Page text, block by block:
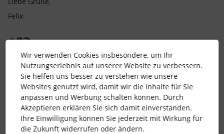
Felix
3 Menschen gefällt dies
Elena Forum|Forum|1 year ago
Also Texte, Mails, Richtlinien.
Wir verwenden Cookies insbesondere, um Ihr
Nutzungserlebnis auf unserer Website zu verbessern.
Sie helfen uns besser zu verstehen wie unsere
Websites genutzt wird, damit wir die Inhalte für Sie
anpassen und Werbung schalten können. Durch
Akzeptieren erklären Sie sich damit einverstanden.
Ihre Einwilligung können Sie jederzeit mit Wirkung für
die Zukunft widerrufen oder ändern.